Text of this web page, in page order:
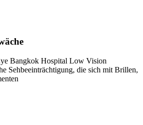
Bangkok Hospital Low Vision
Sehbeeinträchtigung, die sich mit Brillen,